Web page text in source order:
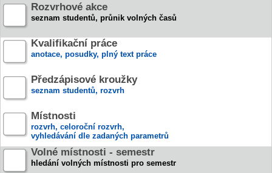
Rozvrhové akce
seznam studentů, průnik volných časů
Kvalifikační práce
anotace, posudky, plný text práce
Předzápisové kroužky
seznam studentů, rozvrh
Místnosti
rozvrh, celoroční rozvrh,
vyhledávání dle zadaných parametrů
Volné místnosti - semestr
hledání volných místnosti pro semestr